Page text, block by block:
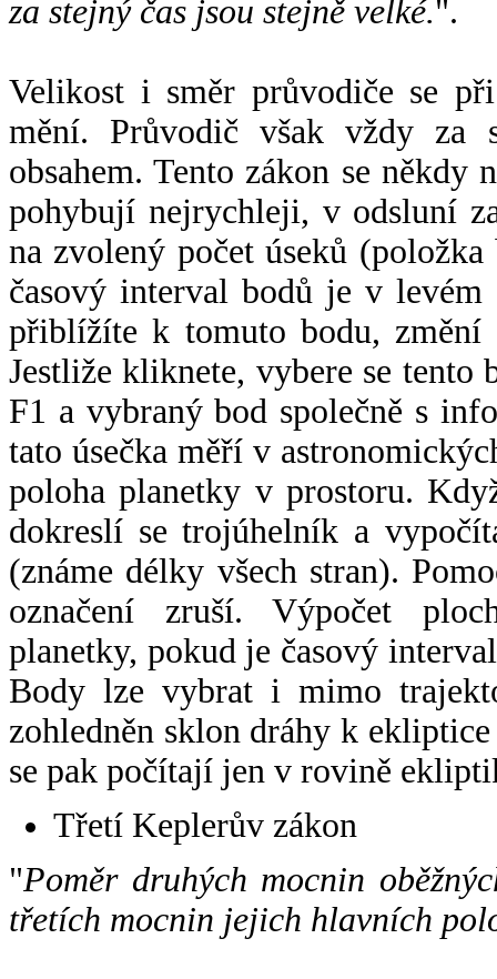
za stejný čas jsou stejně velké.".
Velikost i směr průvodiče se
mění. Průvodič však vždy za
obsahem. Tento zákon se někdy
pohybují nejrychleji, v odsluní
na zvolený počet úseků
časový interval bodů je v
přiblížíte k tomuto bodu,
Jestliže kliknete, vybere se tento
F1 a vybraný bod společně s
tato úsečka měří v
poloha planetky v prostoru.
dokreslí se trojúhelník a
(známe délky všech stran).
označení zruší. Výpočet
planetky, pokud je časový
Body lze vybrat i mimo
zohledněn sklon dráhy k
se pak počítají jen v rovině
Třetí Keplerův zákon
"Poměr druhých mocnin
třetích mocnin jejich hlavních